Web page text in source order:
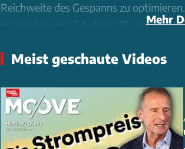
Reichweite des Gespanns zu
inzwischen mit Zulieferer ZF
jeweiligen Entwicklungspartnern
Traktionshilfe im niedrigeren
So konsequent wie die Köpfe hinter
Mehr
Meist geschaute Videos